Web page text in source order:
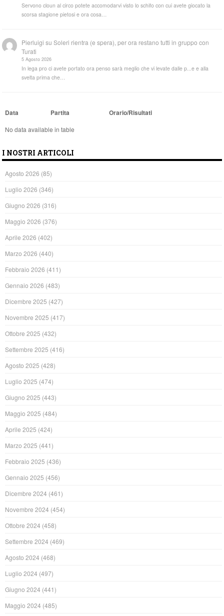
Servono cloun al circo potete accomodarvi visto lo schifo con cui avete giocato la
scorsa stagione pietosi e ora cosa…
Pierluigi suSoleri rientra (e spera), per ora restano tutti in gruppo con
Turati
5 Agosto 2026
In lega pro ci avete portato ora penso sarà meglio che vi levate dalle p...e e alla
svelta prima che…
Data Partita Orario/Risultati
No data available in table
I NOSTRI ARTICOLI
Agosto 2026 (85)
Luglio 2026 (346)
Giugno 2026 (316)
Maggio 2026 (376)
Aprile 2026 (402)
Marzo 2026 (440)
Febbraio 2026 (411)
Gennaio 2026 (483)
Dicembre 2025 (427)
Novembre 2025 (417)
Ottobre 2025 (432)
Settembre 2025 (416)
Agosto 2025 (428)
Luglio 2025 (474)
Giugno 2025 (443)
Maggio 2025 (484)
Aprile 2025 (424)
Marzo 2025 (441)
Febbraio 2025 (436)
Gennaio 2025 (456)
Dicembre 2024 (461)
Novembre 2024 (454)
Ottobre 2024 (458)
Settembre 2024 (469)
Agosto 2024 (468)
Luglio 2024 (497)
Giugno 2024 (441)
Maggio 2024 (485)